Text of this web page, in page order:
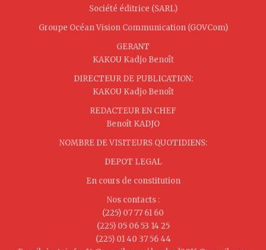
Société éditrice (SARL)
Groupe Océan Vision Communication (GOVCom)
GERANT
KAKOU Kadjo Benoît
DIRECTEUR DE PUBLICATION:
KAKOU Kadjo Benoît
REDACTEUR EN CHEF
Benoît KADJO
NOMBRE DE VISITEURS QUOTIDIENS:
DEPOT LEGAL
En cours de constitution
Nos contacts :
(225) 07 77 61 60
(225) 05 06 53 14 25
(225) 01 40 37 56 44